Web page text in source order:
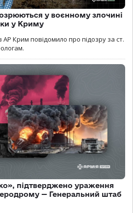
у воєнному злочині
у Криму
Крим повідомило про підозру за ст.
підтверджено ураження
— Генеральний штаб